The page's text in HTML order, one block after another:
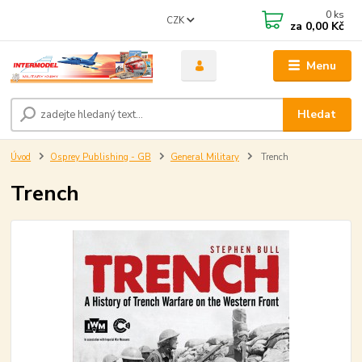
Menu
CZK
Hledat
0 ks
za 0,00 Kč
Úvod Osprey Publishing - GB General Military Trench
Trench